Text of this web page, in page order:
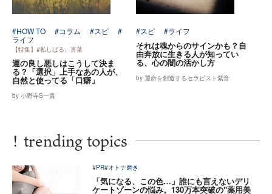
#HOW TO #コラム #スピ
#
ライフ
【特集】#私しばる、言葉
運の良し悪しはこうして決ま
る？「選択」上手なあの人が、
自然と使ってる「口癖」
by 小野寺S一貴
#スピ #ライフ
それは魂からのサインかも？自
由奔放に生きる人が知ってい
る、心の闇の活かし方
by 運命を創造するセラピスト紫音
! trending topics
#PR#オトナ磨き
「気になる、この色…」誰にも言えないデリ
ケートゾーンの悩み。130万本突破の"薬用美